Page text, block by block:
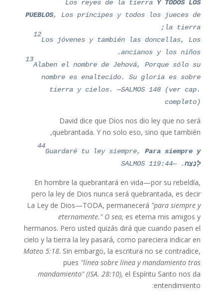
Los reyes de la tierra Y TODOS LOS
PUEBLOS, Los príncipes y todos los jueces de
la tierra;
12
Los jóvenes y también las doncellas, Los
ancianos y los niños.
13
Alaben el nombre de Jehová, Porque sólo su
nombre es enaltecido. Su gloria es sobre
tierra y cielos. —SALMOS 148 (ver cap.
completo)
David dice que Dios nos dio ley que no será
quebrantada. Y no solo eso, sino que también,
44
Guardaré tu ley siempre,Para siempre y
לָנֶצַח. —SALMOS 119:44
En hombre la quebrantará en vida—por su rebeldía,
pero la ley de Dios nunca será quebrantada, es decir
La Ley de Dios—TODA, permanecerá "para siempre y
eternamente." O sea, es eterna mis amigos y
hermanos. Pero usted quizás dirá que cuando pasen el
cielo y la tierra la ley pasará, como pareciera indicar en
Mateo 5:18. Sin embargo, la escritura no se contradice,
pues "línea sobre línea y mandamiento tras
mandamiento" (ISA. 28:10), el Espíritu Santo nos da
entendimiento: